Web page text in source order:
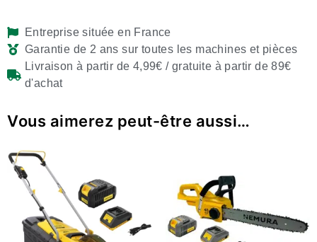
Entreprise située en France
Garantie de 2 ans sur toutes les machines et pièces
Livraison à partir de 4,99€ / gratuite à partir de 89€
d'achat
Vous aimerez peut-être aussi…